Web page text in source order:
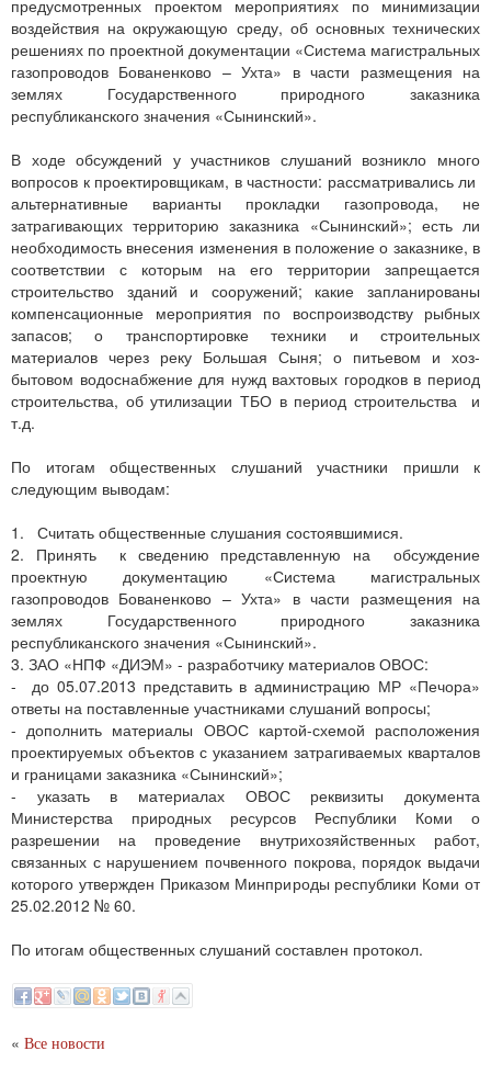
предусмотренных проектом мероприятиях по минимизации
воздействия на окружающую среду, об основных технических
решениях по проектной документации «Система магистральных
газопроводов Бованенково – Ухта» в части размещения на
землях Государственного природного заказника
республиканского значения «Сынинский».
В ходе обсуждений у участников слушаний возникло много
вопросов к проектировщикам, в частности: рассматривались ли
альтернативные варианты прокладки газопровода, не
затрагивающих территорию заказника «Сынинский»; есть ли
необходимость внесения изменения в положение о заказнике, в
соответствии с которым на его территории запрещается
строительство зданий и сооружений; какие запланированы
компенсационные мероприятия по воспроизводству рыбных
запасов; о транспортировке техники и строительных
материалов через реку Большая Сыня; о питьевом и хоз-
бытовом водоснабжение для нужд вахтовых городков в период
строительства, об утилизации ТБО в период строительства и
т.д.
По итогам общественных слушаний участники пришли к
следующим выводам:
1. Считать общественные слушания состоявшимися.
2. Принять к сведению представленную на обсуждение
проектную документацию «Система магистральных
газопроводов Бованенково – Ухта» в части размещения на
землях Государственного природного заказника
республиканского значения «Сынинский».
3. ЗАО «НПФ «ДИЭМ» - разработчику материалов ОВОС:
- до 05.07.2013 представить в администрацию МР «Печора»
ответы на поставленные участниками слушаний вопросы;
- дополнить материалы ОВОС картой-схемой расположения
проектируемых объектов с указанием затрагиваемых кварталов
и границами заказника «Сынинский»;
- указать в материалах ОВОС реквизиты документа
Министерства природных ресурсов Республики Коми о
разрешении на проведение внутрихозяйственных работ,
связанных с нарушением почвенного покрова, порядок выдачи
которого утвержден Приказом Минприроды республики Коми от
25.02.2012 № 60.
По итогам общественных слушаний составлен протокол.
« Все новости